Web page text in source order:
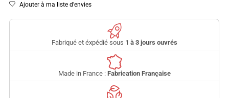
Ajouter à ma liste d'envies
Fabriqué et éxpédié sous 1 à 3 jours ouvrés
Made in France : Fabrication Française